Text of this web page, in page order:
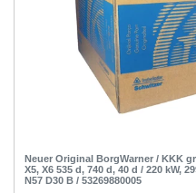
Neuer Original BorgWarner / KKK
X5, X6 535 d, 740 d, 40 d / 220 kW,
N57 D30 B / 53269880005